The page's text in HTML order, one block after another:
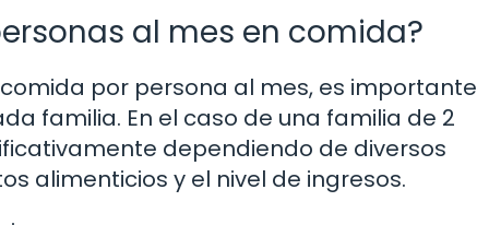
al mes en comida?
por persona al mes, es importante
familia. En el caso de una familia de 2
dependiendo de diversos
alimenticios y el nivel de ingresos.